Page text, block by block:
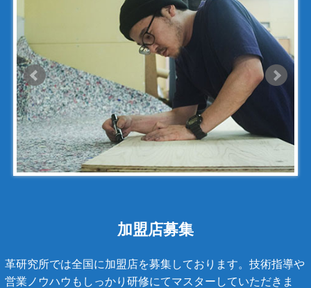
ジェニュイン・レザー
ジミーチュウ
ジャックゴム
シャネル
アンティグアライン
カンボンライン
キャビアスキン
スコッチグレイン
加盟店募集
革研究所では全国に加盟店を募集しております。技術指導や
営業ノウハウもしっかり研修にてマスターしていただきま